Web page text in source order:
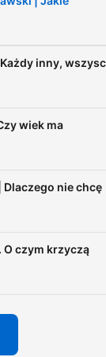
inny,
wiek ma
Dlaczego nie chcę
O czym krzyczą